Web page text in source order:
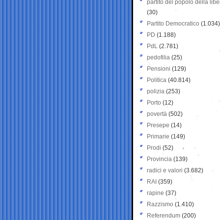
partito del popolo della
(30)
Partito Democratico (1.034)
PD (1.188)
PdL (2.781)
pedofilia (25)
Pensioni (129)
Politica (40.814)
polizia (253)
Porto (12)
povertà (502)
Presepe (14)
Primarie (149)
Prodi (52)
Provincia (139)
radici e valori (3.682)
RAI (359)
rapine (37)
Razzismo (1.410)
Referendum (200)